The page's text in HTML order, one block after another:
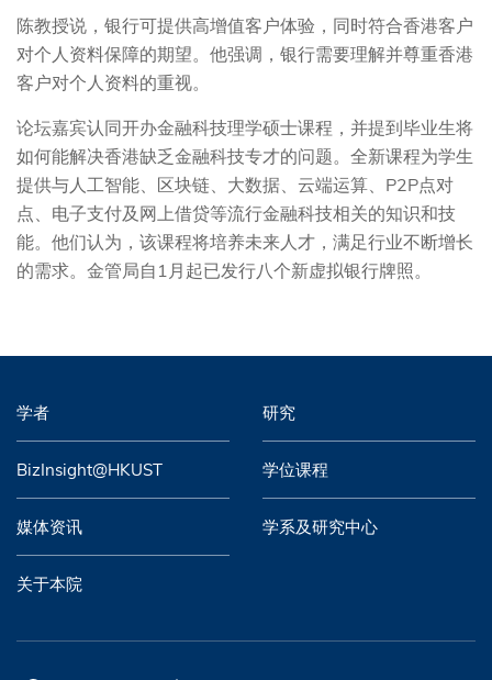
陈教授说，银行可提供高增值客户体验，同时符合香港客户
对个人资料保障的期望。他强调，银行需要理解并尊重香港
客户对个人资料的重视。
论坛嘉宾认同开办金融科技理学硕士课程，并提到毕业生将
如何能解决香港缺乏金融科技专才的问题。全新课程为学生
提供与人工智能、区块链、大数据、云端运算、P2P点对
点、电子支付及网上借贷等流行金融科技相关的知识和技
能。他们认为，该课程将培养未来人才，满足行业不断增长
的需求。金管局自1月起已发行八个新虚拟银行牌照。
学者 研究
BizInsight@HKUST 学位课程
媒体资讯 学系及研究中心
关于本院